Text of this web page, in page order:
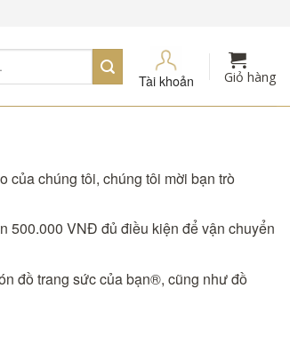
Tài khoản Giỏ hàng
của chúng tôi, chúng tôi mời bạn trò
500.000 VNĐ đủ điều kiện để vận chuyển
đồ trang sức của bạn®, cũng như đồ